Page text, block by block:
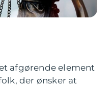
afgørende element
der ønsker at